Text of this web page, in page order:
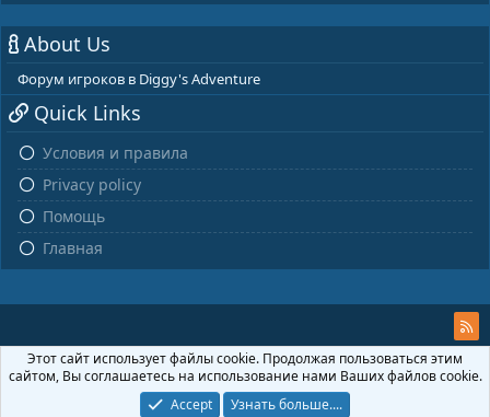
About Us
Форум игроков в Diggy's Adventure
Quick Links
Условия и правила
Privacy policy
Помощь
Главная
Этот сайт использует файлы cookie. Продолжая пользоваться этим
сайтом, Вы соглашаетесь на использование нами Ваших файлов cookie.
Accept
Узнать больше....